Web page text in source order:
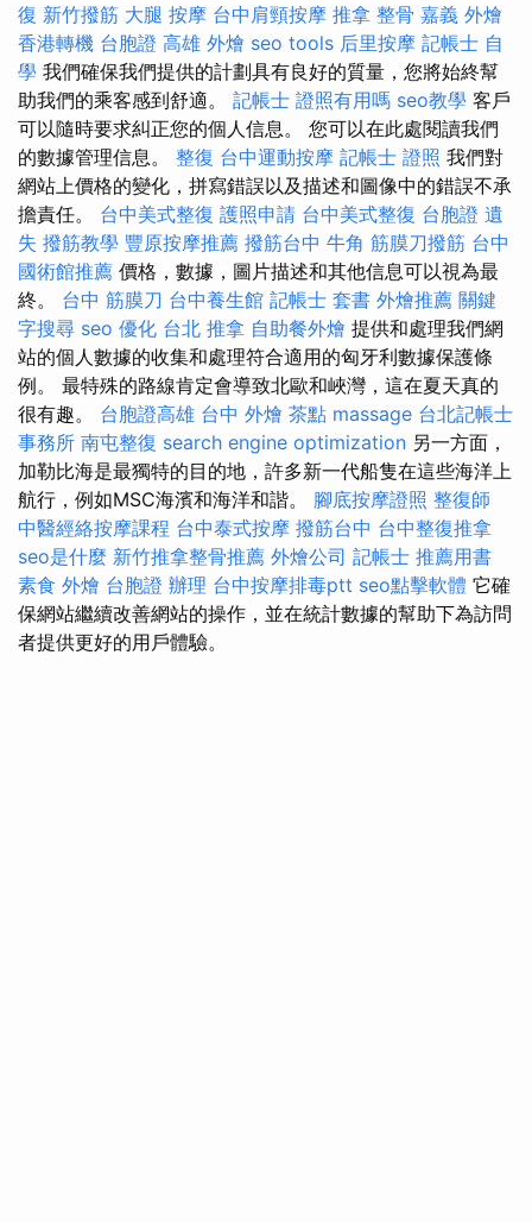
復 新竹撥筋 大腿 按摩 台中肩頸按摩 推拿 整骨 嘉義 外燴
香港轉機 台胞證 高雄 外燴 seo tools 后里按摩 記帳士 自
學 我們確保我們提供的計劃具有良好的質量，您將始終幫
助我們的乘客感到舒適。 記帳士 證照有用嗎 seo教學 客戶
可以隨時要求糾正您的個人信息。 您可以在此處閱讀我們
的數據管理信息。 整復 台中運動按摩 記帳士 證照 我們對
網站上價格的變化，拼寫錯誤以及描述和圖像中的錯誤不承
擔責任。 台中美式整復 護照申請 台中美式整復 台胞證 遺
失 撥筋教學 豐原按摩推薦 撥筋台中 牛角 筋膜刀撥筋 台中
國術館推薦 價格，數據，圖片描述和其他信息可以視為最
終。 台中 筋膜刀 台中養生館 記帳士 套書 外燴推薦 關鍵
字搜尋 seo 優化 台北 推拿 自助餐外燴 提供和處理我們網
站的個人數據的收集和處理符合適用的匈牙利數據保護條
例。 最特殊的路線肯定會導致北歐和峽灣，這在夏天真的
很有趣。 台胞證高雄 台中 外燴 茶點 massage 台北記帳士
事務所 南屯整復 search engine optimization 另一方面，
加勒比海是最獨特的目的地，許多新一代船隻在這些海洋上
航行，例如MSC海濱和海洋和諧。 腳底按摩證照 整復師
中醫經絡按摩課程 台中泰式按摩 撥筋台中 台中整復推拿
seo是什麼 新竹推拿整骨推薦 外燴公司 記帳士 推薦用書
素食 外燴 台胞證 辦理 台中按摩排毒ptt seo點擊軟體 它確
保網站繼續改善網站的操作，並在統計數據的幫助下為訪問
者提供更好的用戶體驗。